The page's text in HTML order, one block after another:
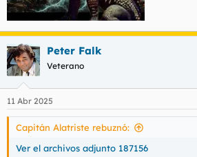
Peter Falk
Veterano
11 Abr 2025
Capitán Alatriste rebuznó:
Ver el archivos adjunto 187156